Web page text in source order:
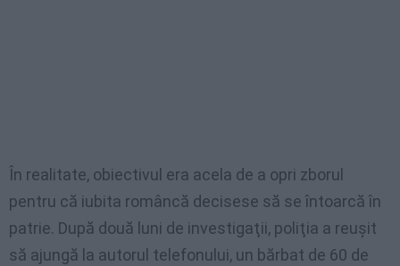
În realitate, obiectivul era acela de a opri zborul
pentru că iubita româncă decisese să se întoarcă în
patrie. După două luni de investigaţii, poliţia a reuşit
să ajungă la autorul telefonului, un bărbat de 60 de